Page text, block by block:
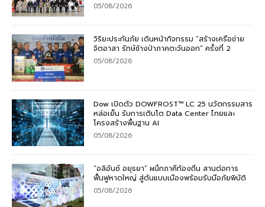
05/08/2026
วิริยะประกันภัย เดินหน้ากิจกรรม “สร้างเครือข่าย
จิตอาสา รักษ์ช้างป่าภาคตะวันออก” ครั้งที่ 2
05/08/2026
Dow เปิดตัว DOWFROST™ LC 25 นวัตกรรมสาร
หล่อเย็น รับการเติบโต Data Center ไทยและ
โครงสร้างพื้นฐาน AI
05/08/2026
“อลิอันซ์ อยุธยา” ผนึกภาคีท้องถิ่น สานต่อการ
ฟื้นฟูหาดใหญ่ สู่ต้นแบบเมืองพร้อมรับมือภัยพิบัติ
05/08/2026